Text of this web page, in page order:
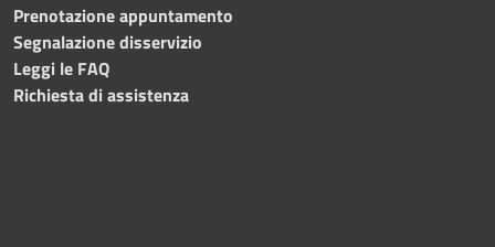
Prenotazione appuntamento
Segnalazione disservizio
Leggi le FAQ
Richiesta di assistenza